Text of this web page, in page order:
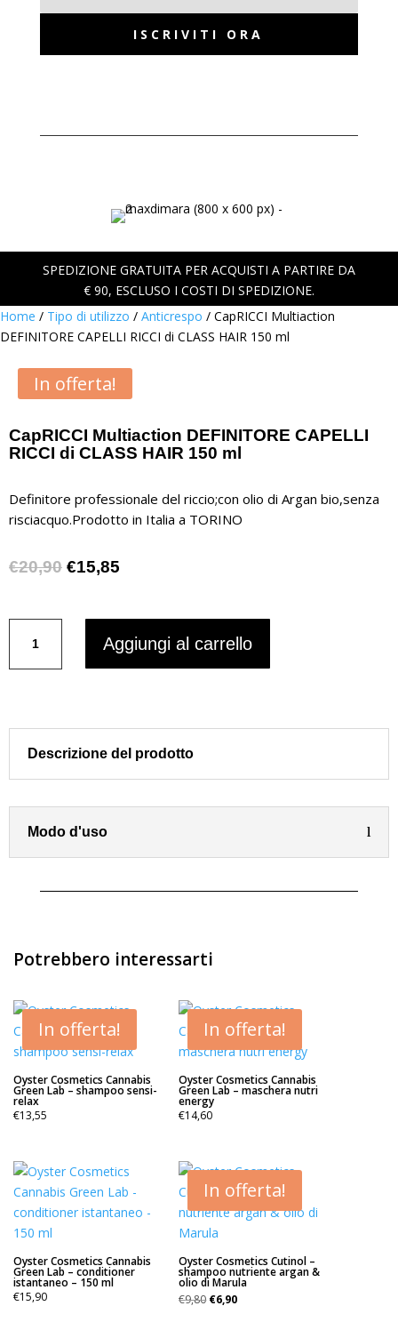
ISCRIVITI ORA
SPEDIZIONE GRATUITA PER ACQUISTI A PARTIRE DA
€ 90, ESCLUSO I COSTI DI SPEDIZIONE.
Home / Tipo di utilizzo / Anticrespo / CapRICCI Multiaction
DEFINITORE CAPELLI RICCI di CLASS HAIR 150 ml
In offerta!
CapRICCI Multiaction DEFINITORE CAPELLI
RICCI di CLASS HAIR 150 ml
Definitore professionale del riccio;con olio di Argan bio,senza
risciacquo.Prodotto in Italia a TORINO
€20,90 Il
€20,90.
€15,85
€15,85.
Multiaction
DEFINITORE
di
CLASS
ml
quantità
Aggiungi al carrello
Descrizione del prodotto
Modo d'uso
Potrebbero interessarti
In offerta!
Oyster Cosmetics Cannabis
Green Lab – shampoo sensi-
relax
€13,55
In offerta!
Oyster Cosmetics Cannabis
Green Lab – maschera nutri
energy
€14,60
Oyster Cosmetics Cannabis
Green Lab – conditioner
istantaneo – 150 ml
€15,90
In offerta!
Oyster Cosmetics Cutinol –
shampoo nutriente argan &
olio di Marula
€9,80 Il
€6,90Il